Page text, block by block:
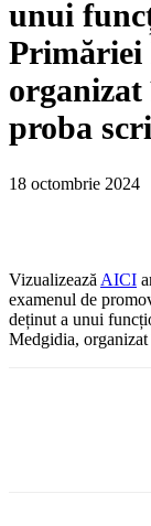
unui
organizat
proba
18 octombrie 2024
Vizualizează AICI
examenul de
deținut a unui
Medgidia, organizat